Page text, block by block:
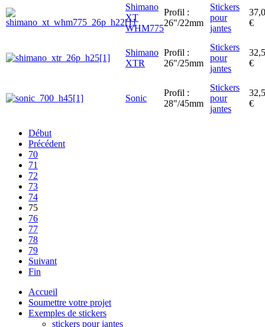
Shimano
XT
WHM775
Profil :
26"/22mm
Stickers
pour
jantes
37,0
€
Shimano
XTR
Profil :
26"/25mm
Stickers
pour
jantes
32,5
€
Sonic
Profil :
28"/45mm
Stickers
pour
jantes
32,5
€
Début
Précédent
70
71
72
73
74
75
76
77
78
79
Suivant
Fin
Accueil
Soumettre votre projet
Exemples de stickers
stickers pour jantes